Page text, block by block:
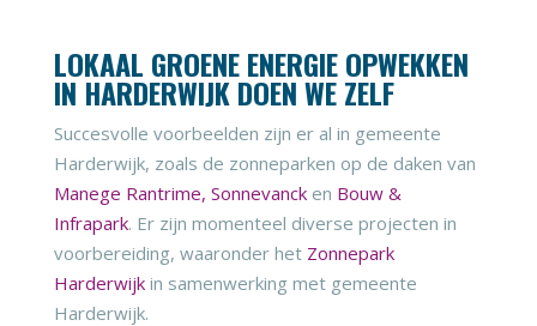
LOKAAL GROENE ENERGIE OPWEKKEN
IN HARDERWIJK DOEN WE ZELF
Succesvolle voorbeelden zijn er al in gemeente
Harderwijk, zoals de zonneparken op de daken van
Manege Rantrime, Sonnevancken Bouw &
Infrapark. Er zijn momenteel diverse projecten in
voorbereiding, waaronder het Zonnepark
Harderwijkin samenwerking met gemeente
Harderwijk.